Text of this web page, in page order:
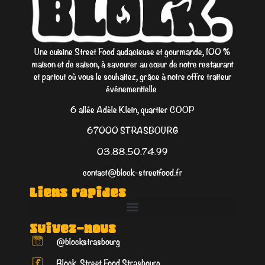
Une cuisine Street Food audacieuse et gourmande, 100 %
maison et de saison, à savourer au cœur de notre restaurant
et partout où vous le souhaitez, grâce à notre offre traiteur
événementielle
6 allée Adèle Klein, quartier COOP
67000 STRASBOURG
03.88.50.74.99
contact@block-streetfood.fr
Liens rapides
Suivez-nous
@blockstrasbourg
Block. Street Food Strasbourg